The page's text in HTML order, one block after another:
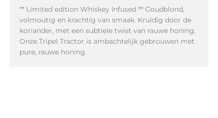
** Limited edition Whiskey Infused ** Goudblond,
volmoutig en krachtig van smaak. Kruidig door de
koriander, met een subtiele twist van rauwe honing.
Onze Tripel Tractor is ambachtelijk gebrouwen met
pure, rauwe honing.